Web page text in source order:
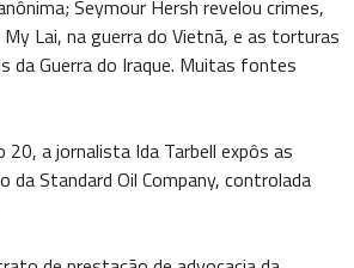
Seymour Hersh revelou crimes,
Lai, na guerra do Vietnã, e as torturas
da Guerra do Iraque. Muitas fontes
20, a jornalista Ida Tarbell expôs as
da Standard Oil Company, controlada